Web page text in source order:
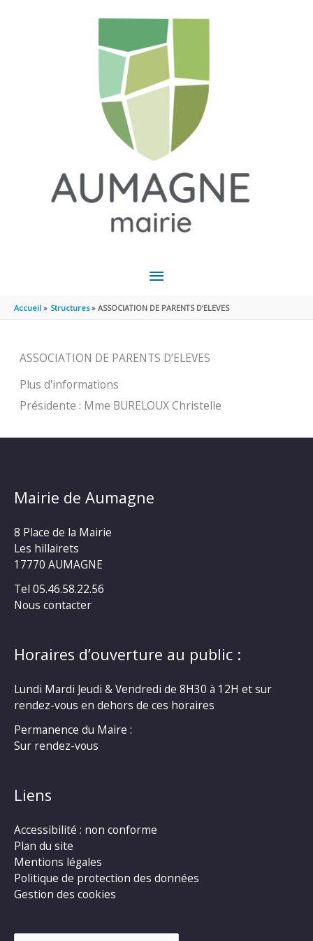
MENU
PRINCIPAL
Accueil Structures ASSOCIATION DE PARENTS D’ELEVES
ASSOCIATION DE PARENTS D’ELEVES
Plus d'informations
Présidente : Mme BURELOUX Christelle
Mairie de Aumagne
8 Place de la Mairie
Les hillairets
17770 AUMAGNE
Tel 05.46.58.22.56
Nous contacter
Horaires d’ouverture au public :
Lundi Mardi Jeudi & Vendredi de 8H30 à 12H et sur
rendez-vous en dehors de ces horaires
Permanence du Maire :
Sur rendez-vous
Liens
Accessibilité : non conforme
Plan du site
Mentions légales
Politique de protection des données
Gestion des cookies